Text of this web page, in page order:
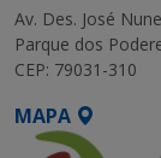
Av. Des. José
Parque dos
CEP: 79031-310
MAPA